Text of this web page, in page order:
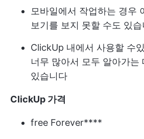
모바일에서 작업하는 경우
보기를 보지 못할 수도 있
ClickUp 내에서 사용할 수
너무 많아서 모두 알아가는
있습니다
ClickUp 가격
free Forever****